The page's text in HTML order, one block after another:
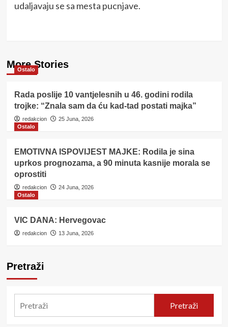
udaljavaju se sa mesta pucnjave.
More Stories
Ostalo
Rada poslije 10 vantjelesnih u 46. godini rodila
trojke: “Znala sam da ću kad-tad postati majka”
redakcion
25 Juna, 2026
Ostalo
EMOTIVNA ISPOVIJEST MAJKE: Rodila je sina
uprkos prognozama, a 90 minuta kasnije morala se
oprostiti
redakcion
24 Juna, 2026
Ostalo
VIC DANA: Hervegovac
redakcion 13 Juna, 2026
Pretraži
Pretraži